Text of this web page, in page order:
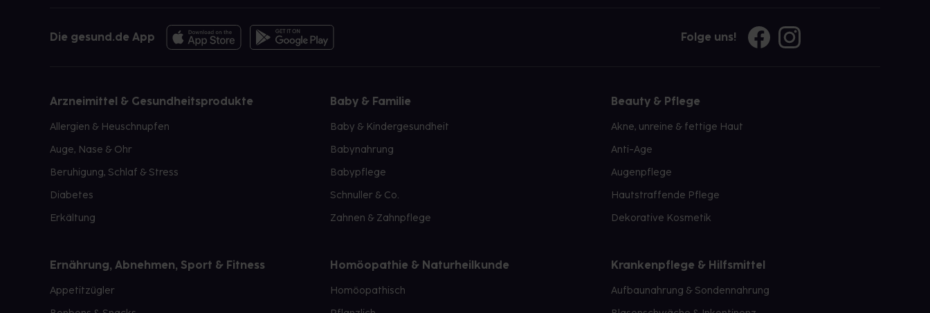
Die gesund.de App Folge uns!
Arzneimittel & Gesundheitsprodukte
Allergien & Heuschnupfen
Auge, Nase & Ohr
Beruhigung, Schlaf & Stress
Diabetes
Erkältung
Baby & Familie
Baby & Kindergesundheit
Babynahrung
Babypflege
Schnuller & Co.
Zahnen & Zahnpflege
Beauty & Pflege
Akne, unreine & fettige Haut
Anti-Age
Augenpflege
Hautstraffende Pflege
Dekorative Kosmetik
Ernährung, Abnehmen, Sport & Fitness
Appetitzügler
Homöopathie & Naturheilkunde
Homöopathisch
Krankenpflege & Hilfsmittel
Aufbaunahrung & Sondennahrung